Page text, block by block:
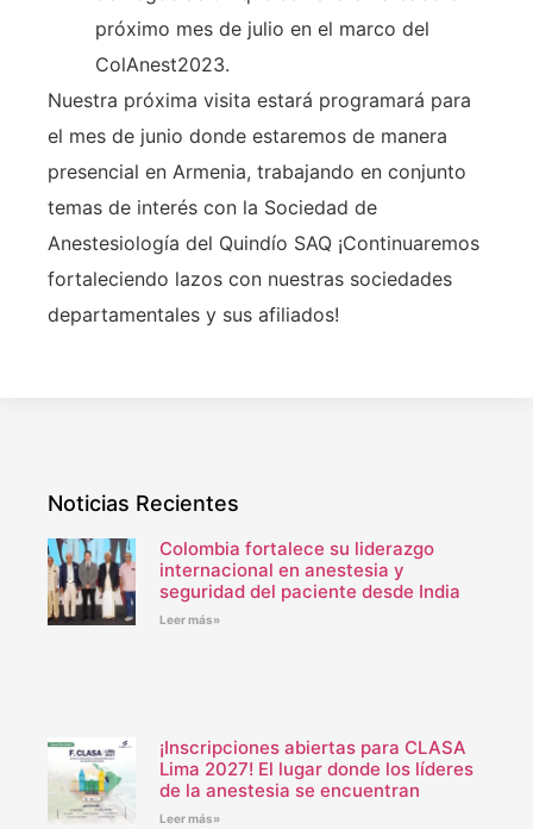
próximo mes de julio en el marco del
ColAnest2023.
Nuestra próxima visita estará programará para
el mes de junio donde estaremos de manera
presencial en Armenia, trabajando en conjunto
temas de interés con la Sociedad de
Anestesiología del Quindío SAQ ¡Continuaremos
fortaleciendo lazos con nuestras sociedades
departamentales y sus afiliados!
Noticias Recientes
Colombia fortalece su liderazgo
internacional en anestesia y
seguridad del paciente desde India
Leer más»
¡Inscripciones abiertas para CLASA
Lima 2027! El lugar donde los líderes
de la anestesia se encuentran
Leer más»